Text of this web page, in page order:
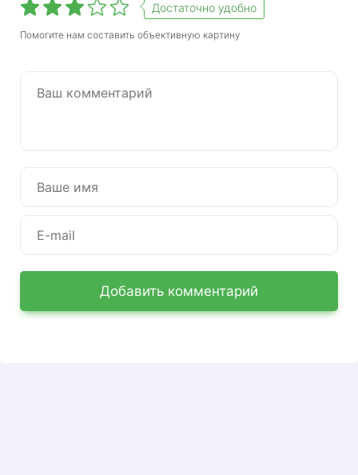
Cranberry — бренд, под которым Пермский
региональный банк Уральского ФО развивает
это бесплатный сервис, предназначенный для
онлайн-мониторинга операций по расходам с
дома или офиса, осуществлять полный
контроль над своими финансами.
Регистрация в кабинете
нужно будет заполнить простую форму, указать
финансовый номер телефона, который вы
указали при подписании договора с банком,
Достаточно удобно
Помогите нам составить объективную картину
Добавить комментарий